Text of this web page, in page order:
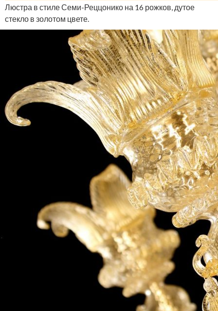
Люстра в стиле Семи-Реццонико на 16 рожков, дутое
стекло в золотом цвете.